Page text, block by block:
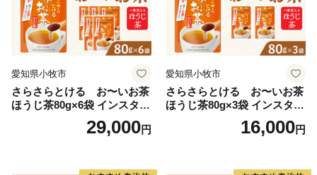
博多あまおう・キウイフルーツ・みかん・ぶどう・梨な
ど、旬ごとにお楽しみいただけます。
愛知県小牧市
さらさらとける お〜いお茶
ほうじ茶80g×6袋 インスタン
トほうじ茶 粉末ほうじ茶 粉
末茶 おーいお茶 粉末緑茶
29,000円
愛知県小牧市
さらさらとける お〜いお茶
ほうじ茶80g×3袋 インスタン
トほうじ茶 粉末ほうじ茶 粉
末茶 おーいお茶 粉末緑茶
16,000円